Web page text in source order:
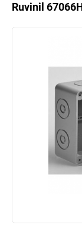
Ruvinil